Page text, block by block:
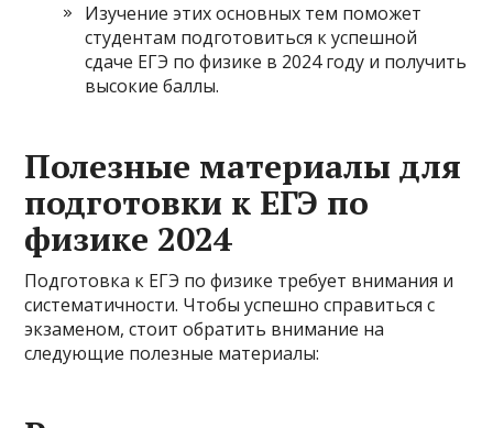
Изучение этих основных тем поможет
студентам подготовиться к успешной
сдаче ЕГЭ по физике в 2024 году и получить
высокие баллы.
Полезные материалы для
подготовки к ЕГЭ по
физике 2024
Подготовка к ЕГЭ по физике требует внимания и
систематичности. Чтобы успешно справиться с
экзаменом, стоит обратить внимание на
следующие полезные материалы: